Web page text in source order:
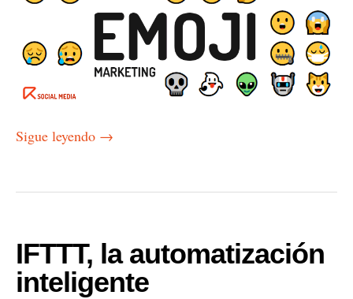
Sigue leyendo →
IFTTT, la automatización
inteligente